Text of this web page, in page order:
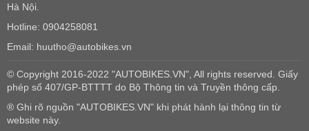
Hà Nội.
Hotline: 0904258081
Email: huutho@autobikes.vn
© Copyright 2016-2022 "AUTOBIKES.VN", All rights reserved. Giấy
phép số 407/GP-BTTTT do Bộ Thông tin và Truyền thông cấp.
® Ghi rõ nguồn "AUTOBIKES.VN" khi phát hành lại thông tin từ
website này.